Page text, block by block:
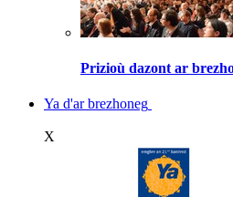
Prizioù dazont ar
Ya d'ar brezhoneg
X